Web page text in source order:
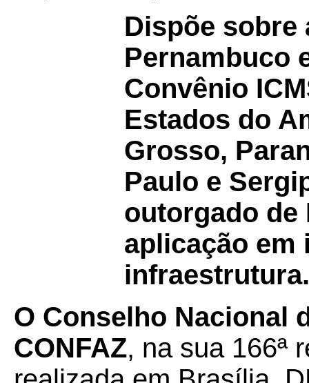
Dispõe sobre
Pernambuco
Convênio
Estados do
Grosso,
Paulo e
outorgado de
aplicação em
infraestrutura.
O Conselho Nacional
CONFAZ, na sua 166ª